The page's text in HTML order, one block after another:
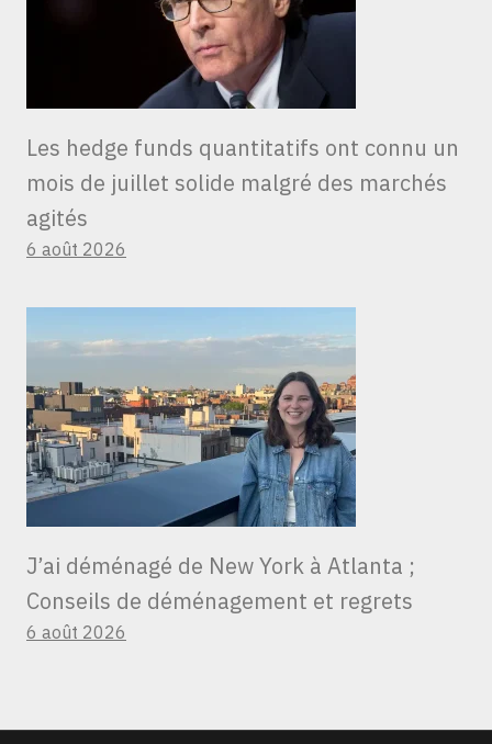
Les hedge funds quantitatifs ont connu un
mois de juillet solide malgré des marchés
agités
6 août 2026
J’ai déménagé de New York à Atlanta ;
Conseils de déménagement et regrets
6 août 2026